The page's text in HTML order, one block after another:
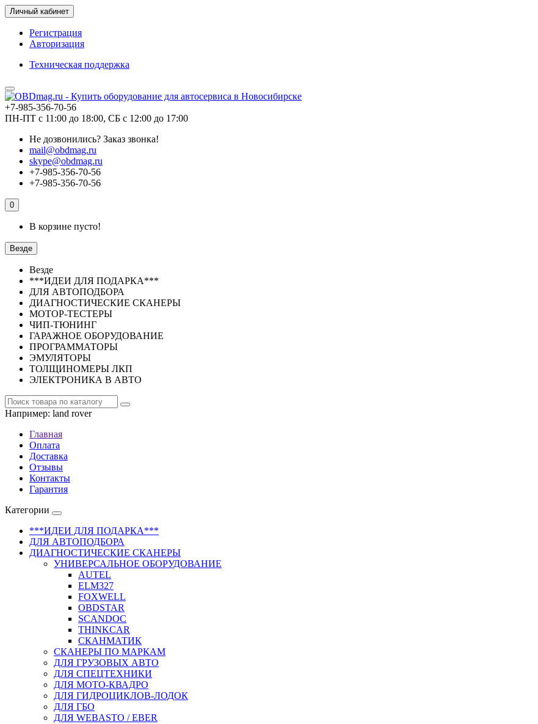
Личный кабинет
Регистрация
Авторизация
Техническая поддержка
+7-985-356-70-56
ПН-ПТ с 11:00 до 18:00, СБ с 12:00 до 17:00
Не дозвонились? Заказ звонка!
mail@obdmag.ru
skype@obdmag.ru
+7-985-356-70-56
+7-985-356-70-56
0
В корзине пусто!
Везде
Везде
***ИДЕИ ДЛЯ ПОДАРКА***
ДЛЯ АВТОПОДБОРА
ДИАГНОСТИЧЕСКИЕ СКАНЕРЫ
МОТОР-ТЕСТЕРЫ
ЧИП-ТЮНИНГ
ГАРАЖНОЕ ОБОРУДОВАНИЕ
ПРОГРАММАТОРЫ
ЭМУЛЯТОРЫ
ТОЛЩИНОМЕРЫ ЛКП
ЭЛЕКТРОНИКА В АВТО
Например: land rover
Главная
Оплата
Доставка
Отзывы
Контакты
Гарантия
Категории
***ИДЕИ ДЛЯ ПОДАРКА***
ДЛЯ АВТОПОДБОРА
ДИАГНОСТИЧЕСКИЕ СКАНЕРЫ
УНИВЕРСАЛЬНОЕ ОБОРУДОВАНИЕ
AUTEL
ELM327
FOXWELL
OBDSTAR
SCANDOC
THINKCAR
СКАНМАТИК
СКАНЕРЫ ПО МАРКАМ
ДЛЯ ГРУЗОВЫХ АВТО
ДЛЯ СПЕЦТЕХНИКИ
ДЛЯ МОТО-КВАДРО
ДЛЯ ГИДРОЦИКЛОВ-ЛОДОК
ДЛЯ ГБО
ДЛЯ WEBASTO / EBER